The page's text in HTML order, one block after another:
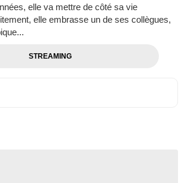
elle va mettre de côté sa vie
elle embrasse un de ses collègues,
STREAMING